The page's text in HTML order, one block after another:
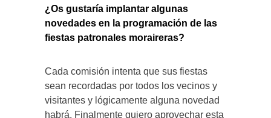
¿Os gustaría implantar algunas
novedades en la programación de las
fiestas patronales moraireras?
Cada comisión intenta que sus fiestas
sean recordadas por todos los vecinos y
visitantes y lógicamente alguna novedad
habrá. Finalmente quiero aprovechar esta